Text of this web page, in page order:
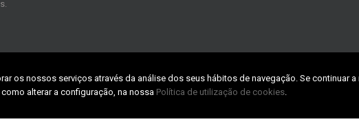
CONTACTS
TABpark – Zona Industrial da Taboeira,
os nossos serviços através da análise dos seus hábitos de navegação. Se continuar
alterar a configuração, na nossa Política de utilização de cookies.